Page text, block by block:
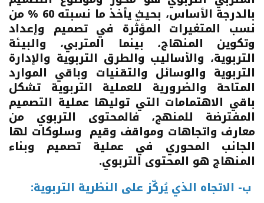
بالدرجة الأساس، بحيث يأخذ ما نسبته 60 % من
نسب المتغيرات المؤثّرة في تصميم وإعداد
وتكوين المنهاج، بينما المتربي، والبيئة
التربوية، والأساليب والطرق التربوية والإدارة
التربوية والوسائل والتقنيات وباقي الموارد
المتاحة والضرورية للعملية التربوية تشكل
باقي الاهتمامات التي توليها عملية التصميم
المفترضة للمنهج، فالمحتوى التربوي من
معارف واتجاهات ومواقف وقيم وسلوكات لها
الجانب المحوري في عملية تصميم وبناء
المنهاج هو المحتوى التربوي.
ب- الاتجاه الذي يُركّز على النظرية التربوية: